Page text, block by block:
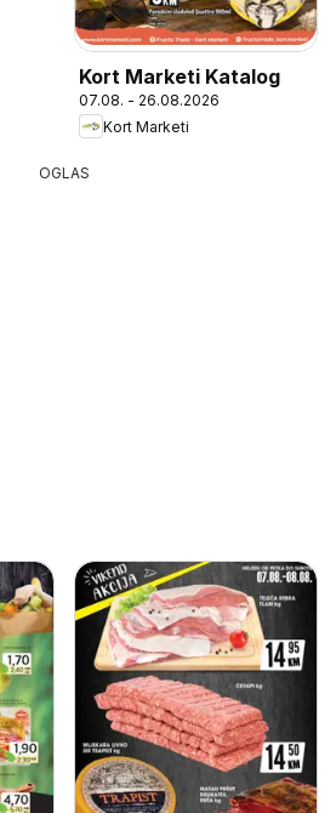
Kort Marketi Katalog
07.08. - 26.08.2026
Kort Marketi
OGLAS